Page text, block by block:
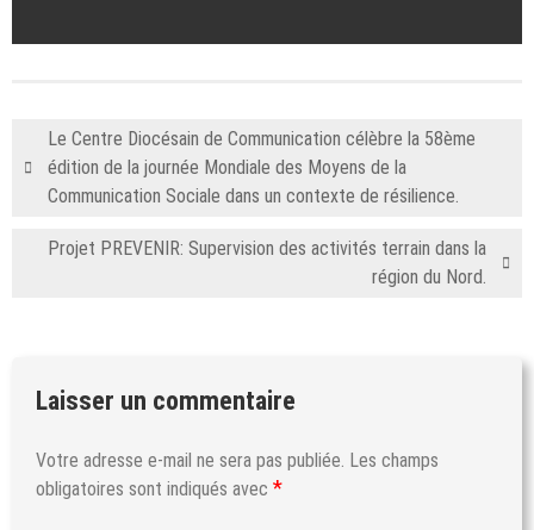
Le Centre Diocésain de Communication célèbre la 58ème
édition de la journée Mondiale des Moyens de la
Communication Sociale dans un contexte de résilience.
Projet PREVENIR: Supervision des activités terrain dans la
région du Nord.
Laisser un commentaire
Votre adresse e-mail ne sera pas publiée. Les champs
obligatoires sont indiqués avec *